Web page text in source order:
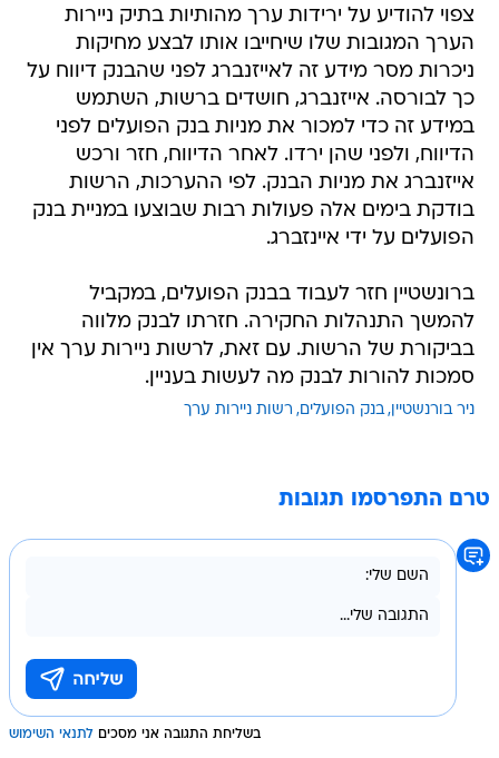
צפוי להודיע על ירידות ערך מהותיות בתיק ניירות
הערך המגובות שלו שיחייבו אותו לבצע מחיקות
ניכרות מסר מידע זה לאייזנברג לפני שהבנק דיווח על
כך לבורסה. אייזנברג, חושדים ברשות, השתמש
במידע זה כדי למכור את מניות בנק הפועלים לפני
הדיווח, ולפני שהן ירדו. לאחר הדיווח, חזר ורכש
אייזנברג את מניות הבנק. לפי ההערכות, הרשות
בודקת בימים אלה פעולות רבות שבוצעו במניית בנק
הפועלים על ידי איינזברג.
ברונשטיין חזר לעבוד בבנק הפועלים, במקביל
להמשך התנהלות החקירה. חזרתו לבנק מלווה
בביקורת של הרשות. עם זאת, לרשות ניירות ערך אין
סמכות להורות לבנק מה לעשות בעניין.
ניר בורנשטיין בנק הפועלים רשות ניירות ערך
טרם התפרסמו תגובות
בשליחת התגובה אני מסכים לתנאי השימוש